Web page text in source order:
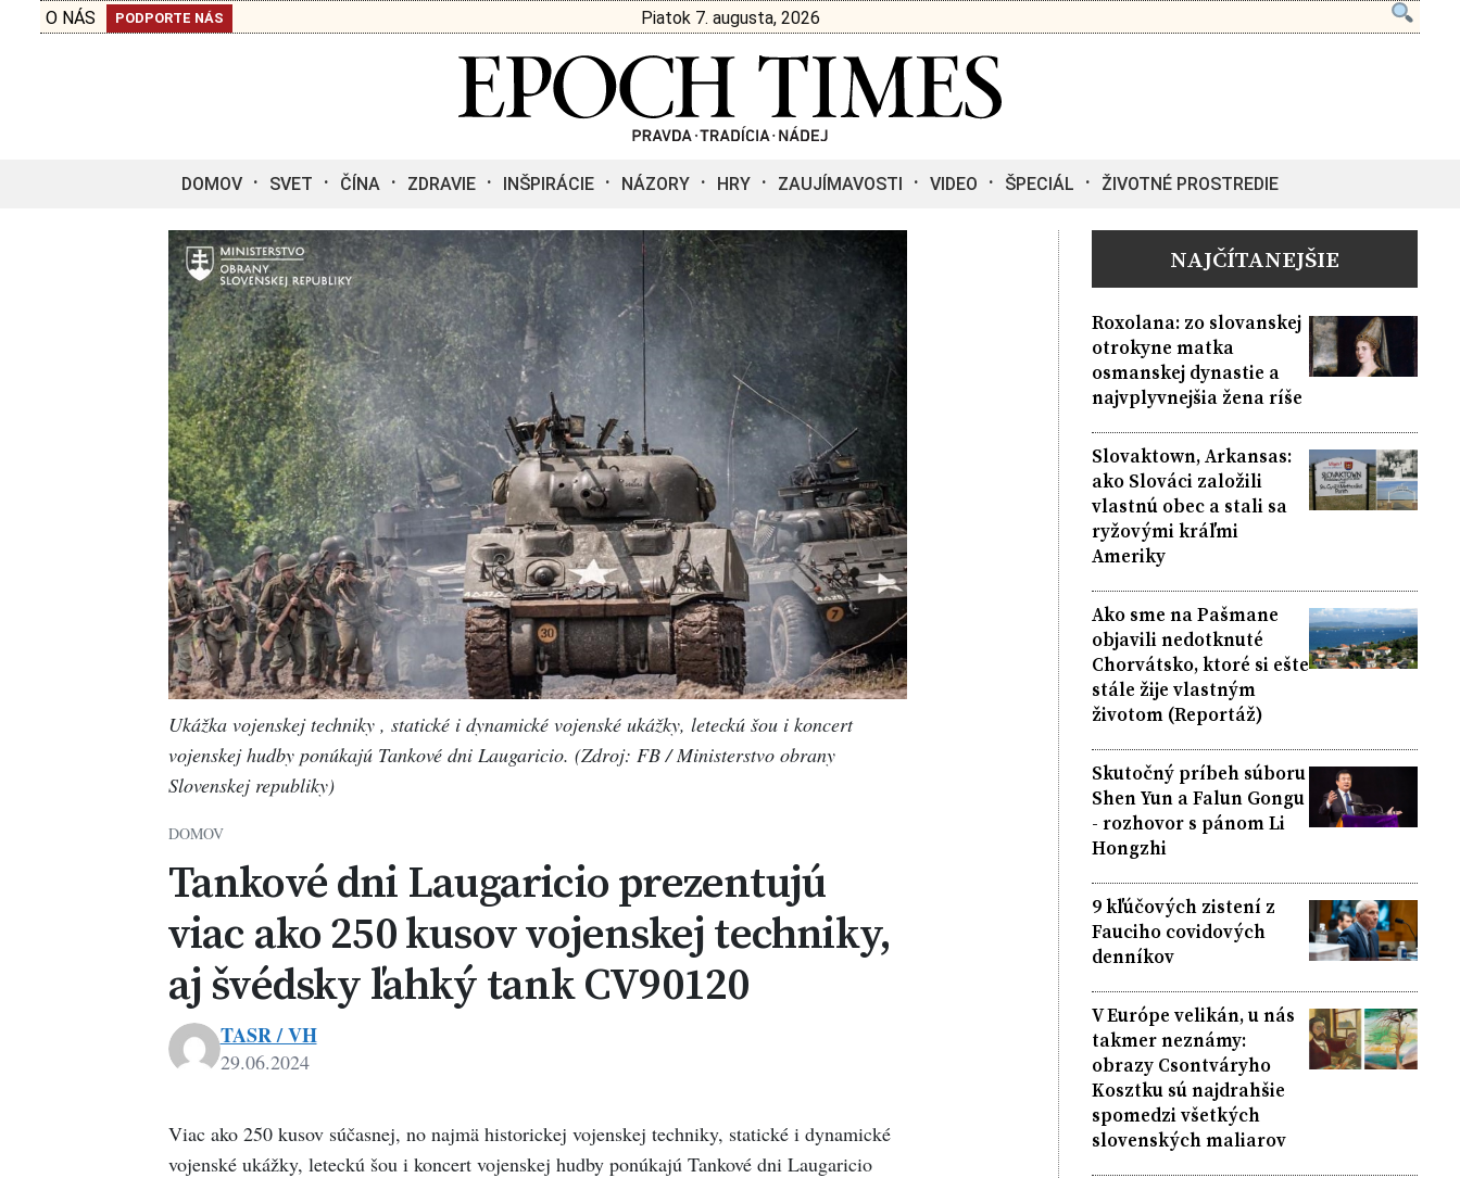
O NÁS PODPORTE NÁS Piatok 7. augusta, 2026
DOMOV SVET ČÍNA ZDRAVIE INŠPIRÁCIE NÁZORY HRY ZAUJÍMAVOSTI VIDEO ŠPECIÁL ŽIVOTNÉ PROSTREDIE
Ukážka vojenskej techniky , statické i dynamické vojenské ukážky, leteckú šou i koncert
vojenskej hudby ponúkajú Tankové dni Laugaricio. (Zdroj: FB / Ministerstvo obrany
Slovenskej republiky)
DOMOV
Tankové dni Laugaricio prezentujú
viac ako 250 kusov vojenskej techniky,
aj švédsky ľahký tank CV90120
TASR / VH
29.06.2024
Viac ako 250 kusov súčasnej, no najmä historickej vojenskej techniky, statické i dynamické
vojenské ukážky, leteckú šou i koncert vojenskej hudby ponúkajú Tankové dni Laugaricio
NAJČÍTANEJŠIE
Roxolana: zo slovanskej
otrokyne matka
osmanskej dynastie a
najvplyvnejšia žena ríše
Slovaktown, Arkansas:
ako Slováci založili
vlastnú obec a stali sa
ryžovými kráľmi
Ameriky
Ako sme na Pašmane
objavili nedotknuté
Chorvátsko, ktoré si ešte
stále žije vlastným
životom (Reportáž)
Skutočný príbeh súboru
Shen Yun a Falun Gongu
- rozhovor s pánom Li
Hongzhi
9 kľúčových zistení z
Fauciho covidových
denníkov
V Európe velikán, u nás
takmer neznámy:
obrazy Csontváryho
Kosztku sú najdrahšie
spomedzi všetkých
slovenských maliarov